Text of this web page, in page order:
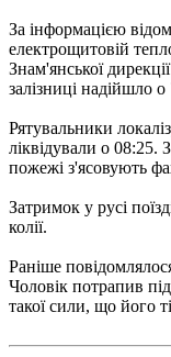
За інформацією
електрощитовій
Знам'янської
залізниці надійшло
Рятувальники
ліквідували о
пожежі з'ясовують
Затримок у русі
колії.
Раніше
Чоловік потрапив
такої сили, що його